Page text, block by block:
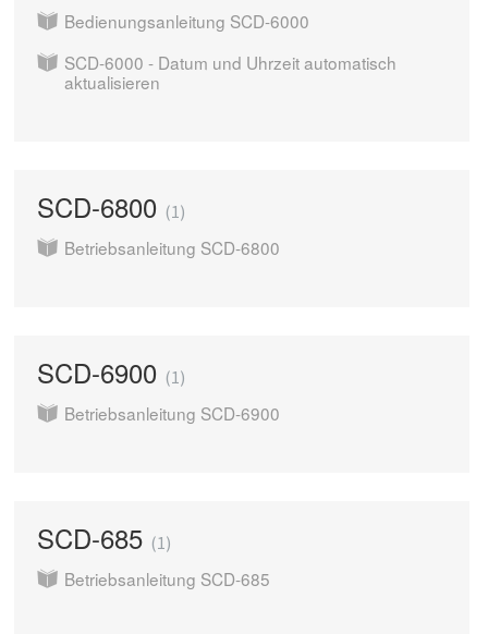
Bedienungsanleitung SCD-6000
SCD-6000 - Datum und Uhrzeit automatisch
aktualisieren
SCD-6800 1
Betriebsanleitung SCD-6800
SCD-6900 1
Betriebsanleitung SCD-6900
SCD-685 1
Betriebsanleitung SCD-685